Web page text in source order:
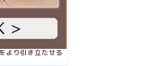
より引き立たせる